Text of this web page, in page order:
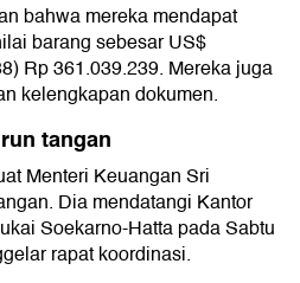
bahwa mereka mendapat
barang sebesar US$
Rp 361.039.239. Mereka juga
kelengkapan dokumen.
tangan
Menteri Keuangan Sri
Dia mendatangi Kantor
Soekarno-Hatta pada Sabtu
rapat koordinasi.